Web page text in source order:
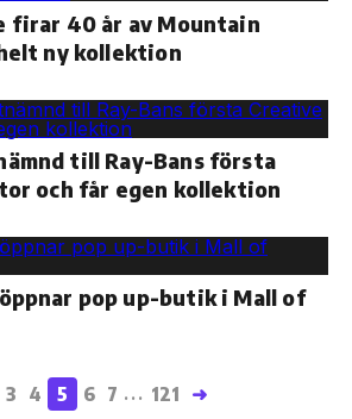
firar 40 år av Mountain
ny kollektion
till Ray-Bans första
och får egen kollektion
pop up-butik i Mall of
3 4 5 6 7 ... 121 ➜